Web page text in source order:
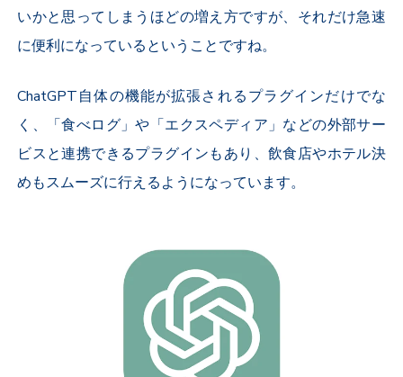
いかと思ってしまうほどの増え方ですが、それだけ急速
に便利になっているということですね。
ChatGPT自体の機能が拡張されるプラグインだけでな
く、「食べログ」や「エクスペディア」などの外部サー
ビスと連携できるプラグインもあり、飲食店やホテル決
めもスムーズに行えるようになっています。